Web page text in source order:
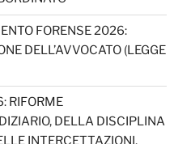
h
a
n
el
FORENSE 2026:
DELL’AVVOCATO (LEGGE
RIFORME
DELLA DISCIPLINA
INTERCETTAZIONI,